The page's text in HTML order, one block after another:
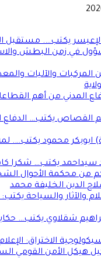
الإعيسر يكتب….
في زمن البطش
المركبات والآليات
المدني من أهم
القصاص يكتب… الدفاع
ابوبكر محمود يكتب….
سيداحمد يكتب… شكرا
من محكمة الأحوال
الدين الخليفة محمد
والآثار والسياحة
شقلاوي يكتب…
الاختراق:
هيكل الأمن القومي